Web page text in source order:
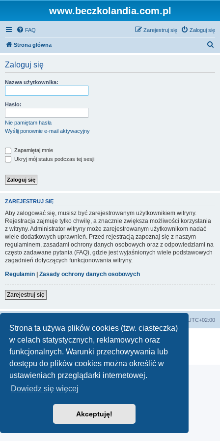
Strona ta używa plików cookies (tzw. ciasteczka)
w celach statystycznych, reklamowych oraz
funkcjonalnych. Warunki przechowywania lub
dostępu do plików cookies można określić w
ustawieniach przeglądarki internetowej.
Dowiedz się więcej
Akceptuję!
www.beczkolandia.com.pl
FAQ Zaloguj się
Zarejestruj się
Strona główna
Zaloguj się
Nazwa użytkownika:
Hasło:
Nie pamiętam hasła
Wyślij ponownie e-mail aktywacyjny
Zapamiętaj mnie
Ukryj mój status podczas tej sesji
ZAREJESTRUJ SIĘ
Aby zalogować się, musisz być zarejestrowanym użytkownikiem witryny.
Rejestracja zajmuje tylko chwilę, a znacznie zwiększa możliwości korzystania
z witryny. Administrator witryny może zarejestrowanym użytkownikom nadać
wiele dodatkowych uprawnień. Przed rejestracją zapoznaj się z naszym
regulaminem, zasadami ochrony danych osobowych oraz z odpowiedziami na
często zadawane pytania (FAQ), gdzie jest wyjaśnionych wiele podstawowych
zagadnień dotyczących funkcjonowania witryny.
Regulamin | Zasady ochrony danych osobowych
Zarejestruj się
UTC+02:00
Technologię dostarczaphpBB ® Forum Software © phpBB Limited
Zasady ochrony danych osobowych|Regulamin